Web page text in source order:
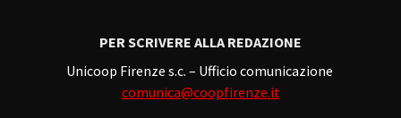
PER SCRIVERE ALLA REDAZIONE
Unicoop Firenze s.c. – Ufficio comunicazione
comunica@coopfirenze.it